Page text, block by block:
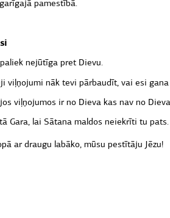
pamestībā.
nejūtīga pret Dievu.
viļņojumi nāk tevi pārbaudīt, vai esi
viļņojumos ir no Dieva kas nav no
Gara, lai Sātana maldos neiekrīti tu pats.
ar draugu labāko, mūsu pestītāju Jēzu!